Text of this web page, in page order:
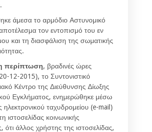
άμεσα το αρμόδιο Αστυνομικό
τον εντοπισμό του εν
και τη διασφάλιση της σωματικής
περίπτωση, βραδινές ώρες
12-2015), το Συντονιστικό
Κέντρο της Διεύθυνσης Δίωξης
Εγκλήματος, ενημερώθηκε μέσω
ηλεκτρονικού ταχυδρομείου (e-mail)
ιστοσελίδας κοινωνικής
ότι άλλος χρήστης της ιστοσελίδας,